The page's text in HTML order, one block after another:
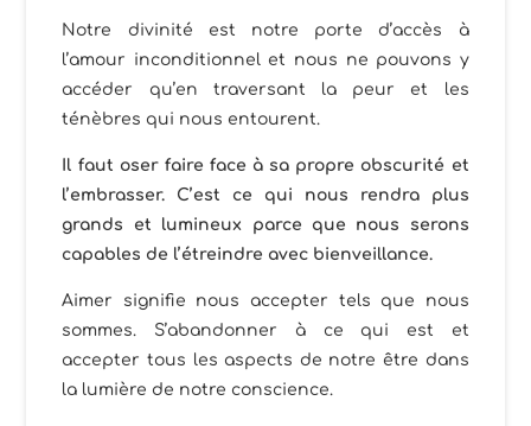
Notre divinité est notre porte d’accès à
l’amour inconditionnel et nous ne pouvons y
accéder qu’en traversant la peur et les
ténèbres qui nous entourent.
Il faut oser faire face à sa propre obscurité et
l’embrasser. C’est ce qui nous rendra plus
grands et lumineux parce que nous serons
capables de l’étreindre avec bienveillance.
Aimer signifie nous accepter tels que nous
sommes. S’abandonner à ce qui est et
accepter tous les aspects de notre être dans
la lumière de notre conscience.